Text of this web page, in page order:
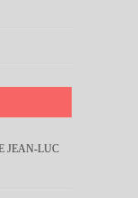
JEAN-LUC